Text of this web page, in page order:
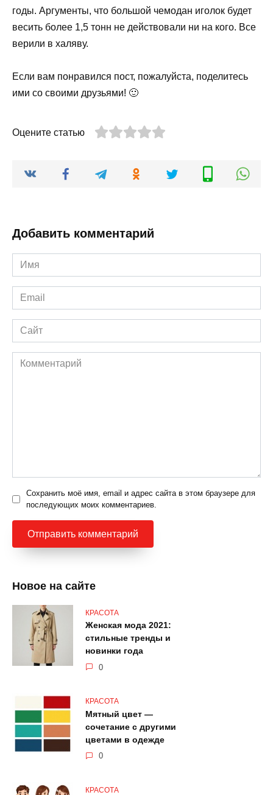
годы. Аргументы, что большой чемодан иголок будет
весить более 1,5 тонн не действовали ни на кого. Все
верили в халяву.
Если вам понравился пост, пожалуйста, поделитесь
ими со своими друзьями! 🙂
Оцените статью
Добавить комментарий
Имя
*
Email
*
Сайт
Комментарий
Сохранить моё имя, email и адрес сайта в этом браузере для
последующих моих комментариев.
Новое на сайте
КРАСОТА
Женская мода 2021:
стильные тренды и
новинки года
0
КРАСОТА
Мятный цвет —
сочетание с другими
цветами в одежде
0
КРАСОТА